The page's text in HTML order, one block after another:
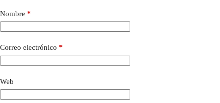
Nombre *
Correo electrónico *
Web